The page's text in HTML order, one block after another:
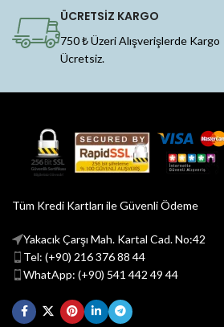
ÜCRETSİZ KARGO
750 ₺ Üzeri Alışverişlerde Kargo
Ücretsiz.
Tüm Kredi Kartları ile Güvenli Ödeme
Yakacık Çarşı Mah. Kartal Cad. No:42
Tel: (+90) 216 376 88 44
WhatApp: (+90) 541 442 49 44